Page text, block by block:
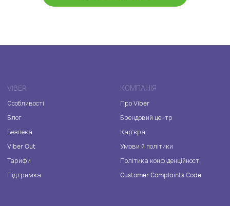
VIBER
Особливості
Блог
Безпека
Viber Out
Тарифи
Підтримка
КОМПАНІЯ
Про Viber
Брендовий центр
Кар'єра
Умови й політики
Політика конфіденційності
Customer Complaints Code